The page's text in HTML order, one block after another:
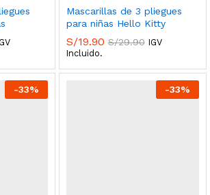
Mascarillas de 3 pliegues
para niñas Hello Kitty
S/19.90 S/29.90 IGV
Incluido.
-33% -33%